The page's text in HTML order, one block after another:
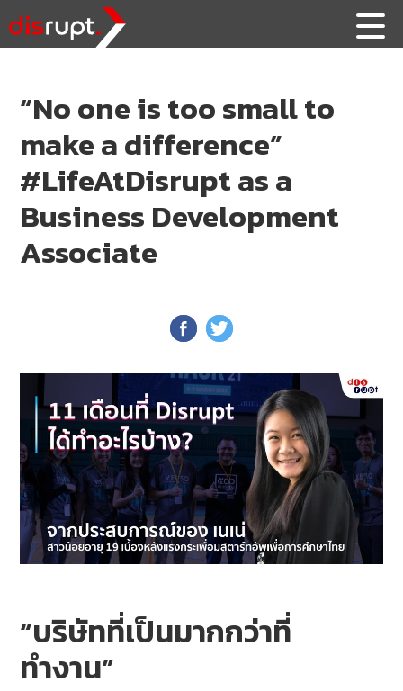
“No one is too small to
make a difference”
#LifeAtDisrupt as a
Business Development
Associate
“บริษัทที่เป็นมากกว่าที่
ทำงาน”